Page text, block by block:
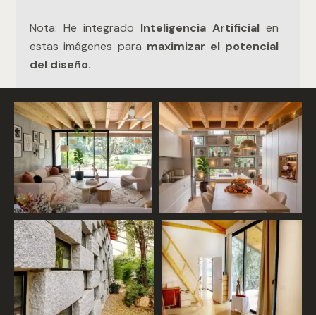
Nota: He integrado Inteligencia Artificialen
estas imágenes para maximizar el potencial
del diseño.